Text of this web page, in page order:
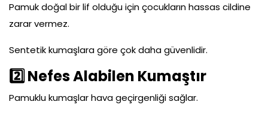
Pamuk doğal bir lif olduğu için çocukların hassas cildine
zarar vermez.
Sentetik kumaşlara göre çok daha güvenlidir.
2Nefes Alabilen Kumaştır
Pamuklu kumaşlar hava geçirgenliği sağlar.